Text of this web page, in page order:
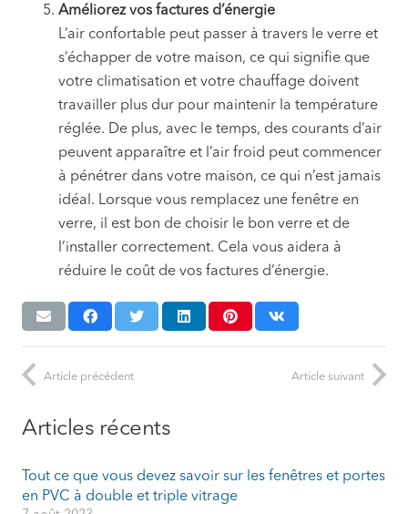
Améliorez vos factures d’énergie
L’air confortable peut passer à travers le verre et
s’échapper de votre maison, ce qui signifie que
votre climatisation et votre chauffage doivent
travailler plus dur pour maintenir la température
réglée. De plus, avec le temps, des courants d’air
peuvent apparaître et l’air froid peut commencer
à pénétrer dans votre maison, ce qui n’est jamais
idéal. Lorsque vous remplacez une fenêtre en
verre, il est bon de choisir le bon verre et de
l’installer correctement. Cela vous aidera à
réduire le coût de vos factures d’énergie.
Article précédent Article suivant
Articles récents
Tout ce que vous devez savoir sur les fenêtres et portes
en PVC à double et triple vitrage